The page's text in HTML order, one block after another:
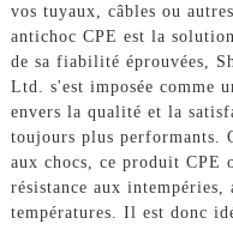
vos tuyaux, câbles ou
antichoc CPE est la
de sa fiabilité éprouvées,
Ltd. s'est imposée comme
envers la qualité et la
toujours plus performants.
aux chocs, ce produit CPE
résistance aux intempéries,
températures. Il est donc